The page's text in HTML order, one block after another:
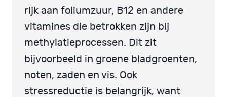
rijk aan foliumzuur, B12 en andere
vitamines die betrokken zijn bij
methylatieprocessen. Dit zit
bijvoorbeeld in groene bladgroenten,
noten, zaden en vis. Ook
stressreductie is belangrijk, want